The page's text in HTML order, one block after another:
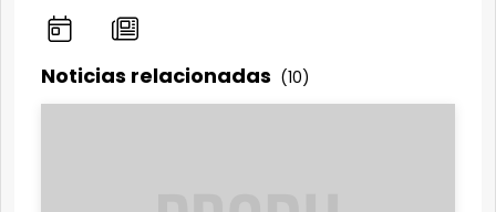
Noticias relacionadas (10)